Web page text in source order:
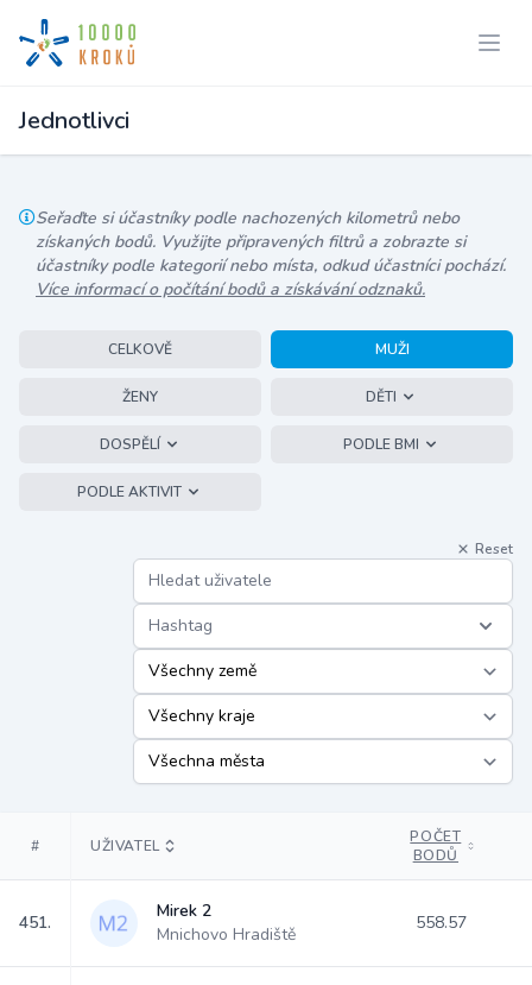
Jednotlivci
Seřaďte si účastníky podle nachozených kilometrů nebo
získaných bodů. Využijte připravených filtrů a zobrazte si
účastníky podle kategorií nebo místa, odkud účastníci pochází.
Více informací o počítání bodů a získávání odznaků.
CELKOVĚ MUŽI
ŽENY DĚTI
DOSPĚLÍ PODLE BMI
PODLE AKTIVIT
Reset
Hashtag
# UŽIVATEL
POČET
BODŮ
451.
Mirek 2
Mnichovo Hradiště
558.57